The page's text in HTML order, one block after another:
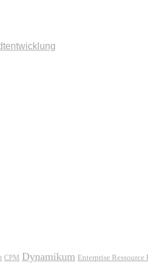
CPM Dynamikum Enterprise Ressource